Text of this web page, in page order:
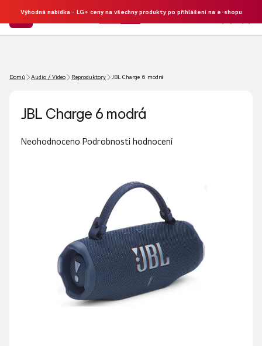
Výhodná nabídka - LG+ ceny na všechny produkty po přihlášení na e-shopu
Hledat
Domů Audio / Video Reproduktory JBL Charge 6 modrá
JBL Charge 6 modrá
Průměrné
Neohodnoceno Podrobnosti hodnocení